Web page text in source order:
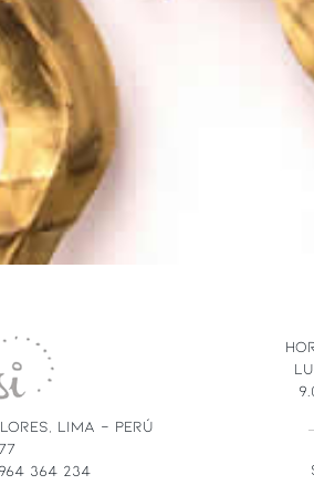
LIMA - PERÚ
964 364 234